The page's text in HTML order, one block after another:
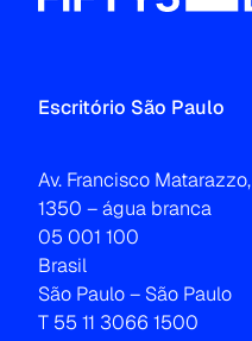
Escritório São Paulo
Av. Francisco Matarazzo,
1350 – água branca
05 001 100
Brasil
São Paulo – São Paulo
T 55 11 3066 1500